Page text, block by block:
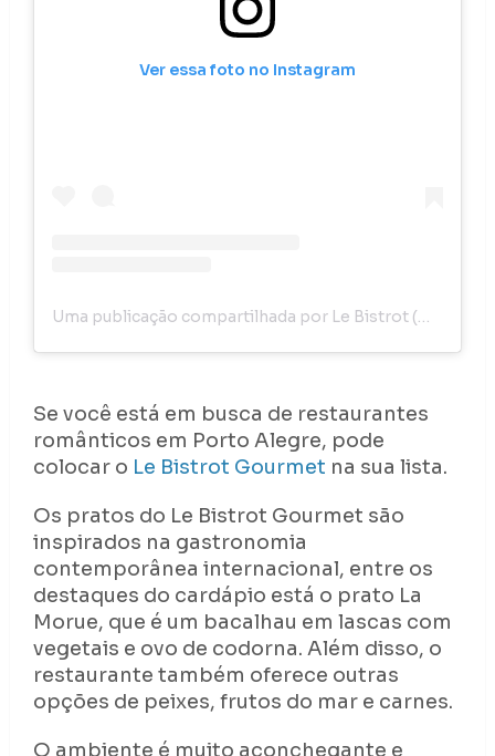
Ver essa foto no Instagram
Uma publicação compartilhada por Le Bistrot (@lebistrotgourmet)
Se você está em busca de restaurantes
românticos em Porto Alegre, pode
colocar o Le Bistrot Gourmet na sua lista.
Os pratos do Le Bistrot Gourmet são
inspirados na gastronomia
contemporânea internacional, entre os
destaques do cardápio está o prato La
Morue, que é um bacalhau em lascas com
vegetais e ovo de codorna. Além disso, o
restaurante também oferece outras
opções de peixes, frutos do mar e carnes.
O ambiente é muito aconchegante e